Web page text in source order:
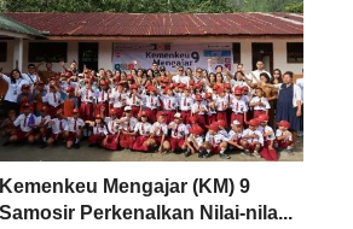
Kemenkeu Mengajar (KM) 9
Samosir Perkenalkan Nilai-nila...